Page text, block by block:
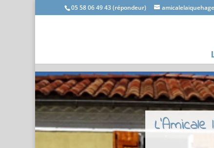
05 58 06 49 43 (répondeur)